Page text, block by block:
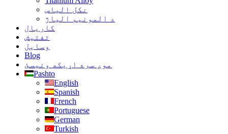
نکل الیاس
د المونیم الیاژ
کاریال
تفتیش
وسايل
Blog
موږ سره اړیکه ونیسئ
Pashto
English
Spanish
French
Portuguese
German
Turkish